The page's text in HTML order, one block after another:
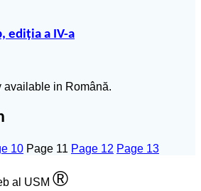
ediția a IV-a
available in Română.
10 Page 11 Page 12 Page 13
al USM ®